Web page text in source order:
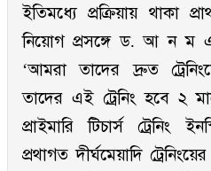
ইতিমধ্যে প্রক্রিয়ায় থাকা
নিয়োগ প্রসঙ্গে ড. আ ন ম
‘আমরা তাদের দ্রুত
তাদের এই ট্রেনিং হবে ২
প্রাইমারি টিচার্স ট্রেনিং
প্রথাগত দীর্ঘমেয়াদি